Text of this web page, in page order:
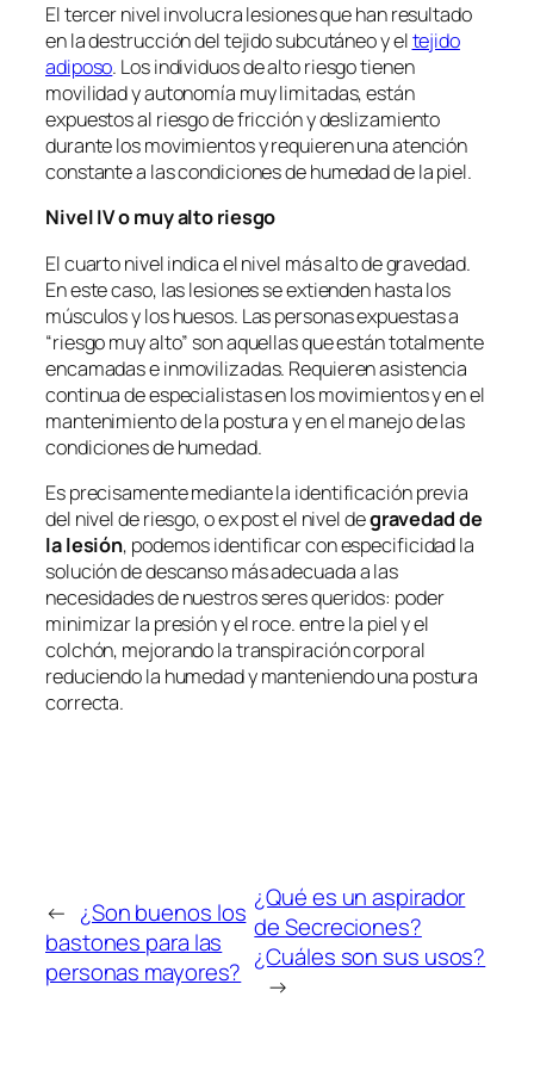
El tercer nivel involucra lesiones que han resultado
en la destrucción del tejido subcutáneo y eltejido
adiposo. Los individuos de alto riesgo tienen
movilidad y autonomía muy limitadas, están
expuestos al riesgo de fricción y deslizamiento
durante los movimientos y requieren una atención
constante a las condiciones de humedad de la piel.
Nivel IV o muy alto riesgo
El cuarto nivel indica el nivel más alto de gravedad.
En este caso, las lesiones se extienden hasta los
músculos y los huesos. Las personas expuestas a
“riesgo muy alto” son aquellas que están totalmente
encamadas e inmovilizadas. Requieren asistencia
continua de especialistas en los movimientos y en el
mantenimiento de la postura y en el manejo de las
condiciones de humedad.
Es precisamente mediante la identificación previa
del nivel de riesgo, o ex post el nivel degravedad de
la lesión, podemos identificar con especificidad la
solución de descanso más adecuada a las
necesidades de nuestros seres queridos: poder
minimizar la presión y el roce. entre la piel y el
colchón, mejorando la transpiración corporal
reduciendo la humedad y manteniendo una postura
correcta.
← ¿Son buenos los
bastones para las
personas mayores?
¿Qué es un aspirador
de Secreciones?
¿Cuáles son sus usos?
→